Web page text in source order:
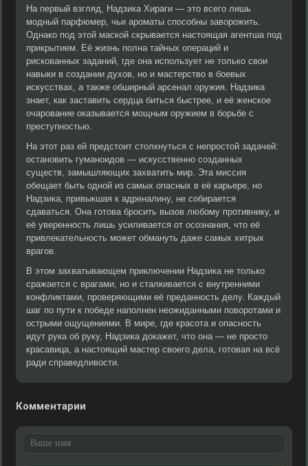
На первый взгляд, Надзика Хираги — это всего лишь
модный парфюмер, чьи ароматы способны заворожить.
Однако под этой маской скрывается настоящая агентша под
прикрытием. Её жизнь полна тайных операций и
рискованных заданий, где она использует не только свои
навыки в создании духов, но и мастерство в боевых
искусствах, а также обширный арсенал оружия. Надзика
знает, как заставить сердца биться быстрее, и её женское
очарование оказывается мощным оружием в борьбе с
преступностью.
На этот раз ей предстоит столкнуться с непростой задачей:
остановить гуманоидов — искусственно созданных
существ, замышляющих захватить мир. Эта миссия
обещает быть одной из самых опасных в её карьере, но
Надзика, привыкшая к адреналину, не собирается
сдаваться. Она готова бросить вызов любому противнику, и
её уверенность лишь усиливается от осознания, что её
привлекательность может обмануть даже самых хитрых
врагов.
В этом захватывающем приключении Надзика не только
сражается с врагами, но и сталкивается с внутренними
конфликтами, проверяющими её преданность делу. Каждый
шаг по пути к победе наполнен неожиданными поворотами и
острыми ощущениями. В мире, где красота и опасность
идут рука об руку, Надзика докажет, что она — не просто
красавица, а настоящий мастер своего дела, готовая на всё
ради справедливости.
Комментарии